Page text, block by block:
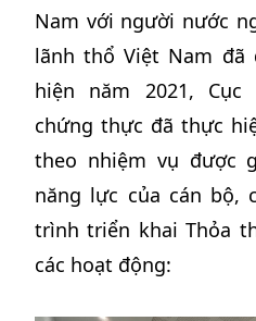
Nam với người nước
lãnh thổ Việt Nam
hiện năm 2021,
chứng thực đã thực
theo nhiệm vụ được
năng lực của cán bộ,
trình triển khai Thỏa
các hoạt động: